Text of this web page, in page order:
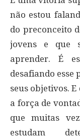
não estou
do preconceito
jovens e que
aprender. É
desafiando esse
seus objetivos.
a força de
que muitas
estudam